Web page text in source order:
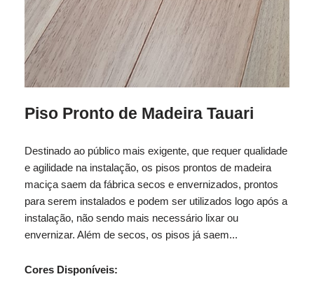
Piso Pronto de Madeira Tauari
Destinado ao público mais exigente, que requer qualidade
e agilidade na instalação, os pisos prontos de madeira
maciça saem da fábrica secos e envernizados, prontos
para serem instalados e podem ser utilizados logo após a
instalação, não sendo mais necessário lixar ou
envernizar. Além de secos, os pisos já saem...
Cores Disponíveis: